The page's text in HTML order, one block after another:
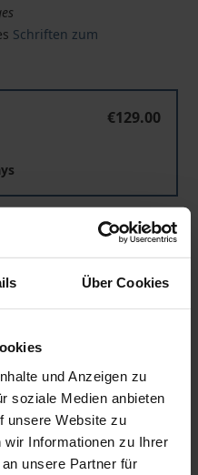
Über Cookies
und Anzeigen zu
soziale Medien anbieten
unsere Website zu
wir Informationen zu Ihrer
unsere Partner für
Schriften zum
€129.00
€129.00
the delivery address, VAT
Cart